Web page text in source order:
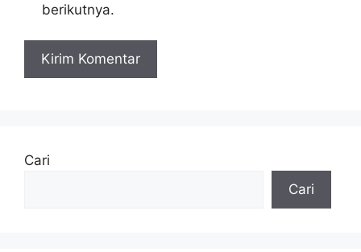
berikutnya.
Cari
Cari